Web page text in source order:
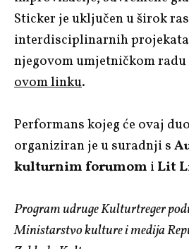
Sticker je uključen u širok
interdisciplinarnih
njegovom umjetničkom
ovom linku.
Performans kojeg će ovaj
organiziran je u suradnji s
kulturnim forumom iLit
Program udruge Kulturtreger
Ministarstvo kulture i medija